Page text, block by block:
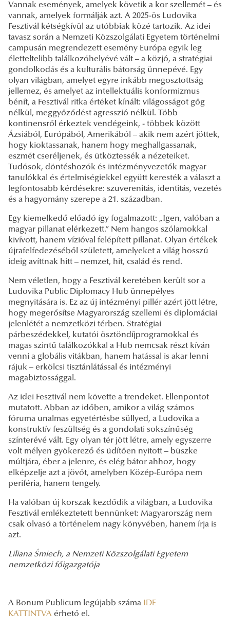
Vannak események, amelyek követik a kor szellemét – és
vannak, amelyek formálják azt. A 2025-ös Ludovika
Fesztivál kétségkívül az utóbbiak közé tartozik. Az idei
tavasz során a Nemzeti Közszolgálati Egyetem történelmi
campusán megrendezett esemény Európa egyik leg
életteltelibb találkozóhelyévé vált – a közjó, a stratégiai
gondolkodás és a kulturális bátorság ünnepévé. Egy
olyan világban, amelyet egyre inkább megosztottság
jellemez, és amelyet az intellektuális konformizmus
bénít, a Fesztivál ritka értéket kínált: világosságot gőg
nélkül, meggyőződést agresszió nélkül. Több
kontinensről érkeztek vendégeink, - többek között
Ázsiából, Európából, Amerikából – akik nem azért jöttek,
hogy kioktassanak, hanem hogy meghallgassanak,
eszmét cseréljenek, és ütköztessék a nézeteiket.
Tudósok, döntéshozók és intézményvezetők magyar
tanulókkal és értelmiségiekkel együtt keresték a választ a
legfontosabb kérdésekre: szuverenitás, identitás, vezetés
és a hagyomány szerepe a 21. században.
Egy kiemelkedő előadó így fogalmazott: „Igen, valóban a
magyar pillanat elérkezett.” Nem hangos szólamokkal
kivívott, hanem vízióval felépített pillanat. Olyan értékek
újrafelfedezéséből született, amelyeket a világ hosszú
ideig avíttnak hitt – nemzet, hit, család és rend.
Nem véletlen, hogy a Fesztivál keretében került sor a
Ludovika Public Diplomacy Hub ünnepélyes
megnyitására is. Ez az új intézményi pillér azért jött létre,
hogy megerősítse Magyarország szellemi és diplomáciai
jelenlétét a nemzetközi térben. Stratégiai
párbeszédekkel, kutatói ösztöndíjprogramokkal és
magas szintű találkozókkal a Hub nemcsak részt kíván
venni a globális vitákban, hanem hatással is akar lenni
rájuk – erkölcsi tisztánlátással és intézményi
magabiztossággal.
Az idei Fesztivál nem követte a trendeket. Ellenpontot
mutatott. Abban az időben, amikor a világ számos
fóruma unalmas egyetértésbe süllyed, a Ludovika a
konstruktív feszültség és a gondolati sokszínűség
színterévé vált. Egy olyan tér jött létre, amely egyszerre
volt mélyen gyökerező és üdítően nyitott – büszke
múltjára, éber a jelenre, és elég bátor ahhoz, hogy
elképzelje azt a jövőt, amelyben Közép-Európa nem
periféria, hanem tengely.
Ha valóban új korszak kezdődik a világban, a Ludovika
Fesztivál emlékeztetett bennünket: Magyarország nem
csak olvasó a történelem nagy könyvében, hanem írja is
azt.
Liliana Śmiech, a Nemzeti Közszolgálati Egyetem
nemzetközi főigazgatója
A Bonum Publicum legújabb száma
IDE
KATTINTVA érhető el.